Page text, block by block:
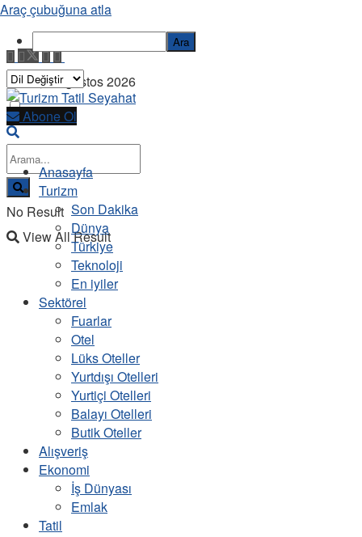
Pazar, 9 Ağustos 2026
No Result
View All Result
Abone Ol
Anasayfa
Turizm
Son Dakika
Dünya
Türkiye
Teknoloji
En iyiler
Sektörel
Fuarlar
Otel
Lüks Oteller
Yurtdışı Otelleri
Yurtiçi Otelleri
Balayı Otelleri
Butik Oteller
Alışveriş
Ekonomi
İş Dünyası
Emlak
Tatil
Araç çubuğuna atla
Ara